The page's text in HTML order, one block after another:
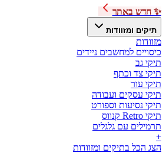
✨ חדש באתר
תיקים ומזוודות
מזוודות
כיסויים למחשבים ניידים
תיקי גב
תיקי צד וכתף
תיקי עור
תיקי עסקים ועבודה
תיקי נסיעות וספורט
תיקי Retro קנווס
תרמילים עם גלגלים
+
הצג הכל בתיקים ומזוודות